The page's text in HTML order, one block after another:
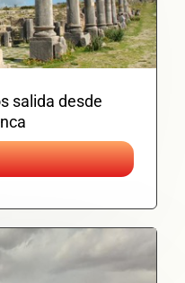
salida desde